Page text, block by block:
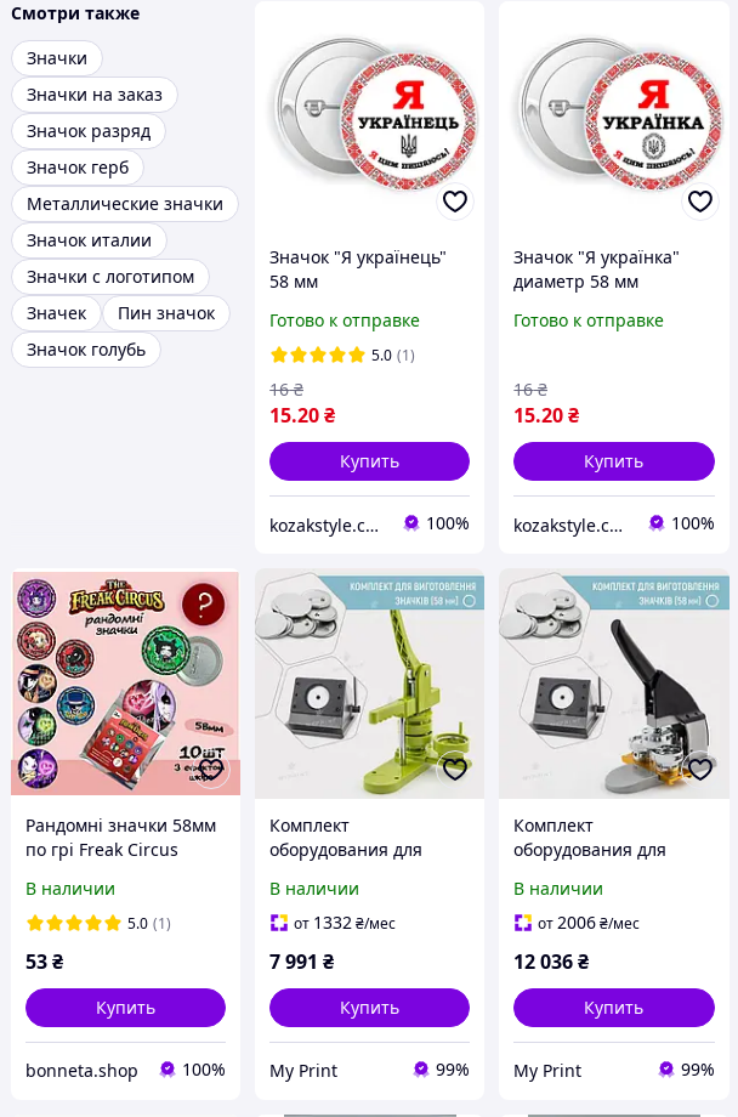
Смотри также
Значки
Значки на заказ
Значок разряд
Значок герб
Металлические значки
Значок италии
Значки с логотипом
Значек
Пин значок
Значок голубь
Значок "Я українець"
58 мм
Готово к отправке
5.0 (1)
15.20₴
16 ₴
Купить
kozakstyle.com. Украинская народная одежда. Патриотическая одежда. Украинские аксессуары и сувениры 100%
Значок "Я українка"
диаметр 58 мм
Готово к отправке
15.20₴
16 ₴
Купить
kozakstyle.com. Украинская народная одежда. Патриотическая одежда. Украинские аксессуары и сувениры 100%
Рандомні значки 58мм
по грі Freak Circus
В наличии
5.0 (1)
53₴
Купить
bonneta.shop 100%
Комплект
оборудования для
My Print Light 58 мм
(12023)
В наличии
от 1332 ₴/мес
7 991 ₴
Купить
My Print 99%
Комплект
оборудования для
My Print New Look 58
мм (12017)
В наличии
от2006₴/мес
12 036₴
Купить
My Print 99%